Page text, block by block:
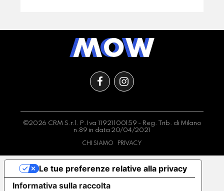
©2026 CRM S.r.l. P.Iva 11921100159 - Reg. Trib. di Milano
n.89 in data 20/04/2021
CHI SIAMO PRIVACY
Informativa sulla raccolta
Le tue preferenze relative alla privacy